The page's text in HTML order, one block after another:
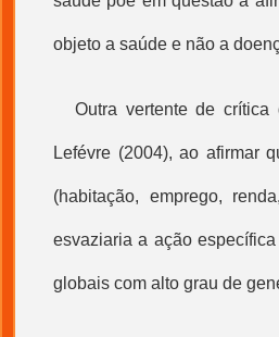
objeto a saúde e não a
Outra vertente de
Lefévre (2004), ao afirmar
(habitação, emprego,
esvaziaria a ação
globais com alto grau de